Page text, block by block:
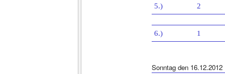
5.) 2
6.) 1
Sonntag den 16.12.2012